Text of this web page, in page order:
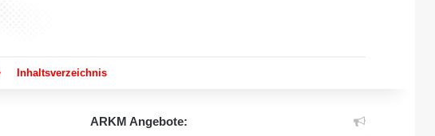
Inhaltsverzeichnis
ARKM Angebote: